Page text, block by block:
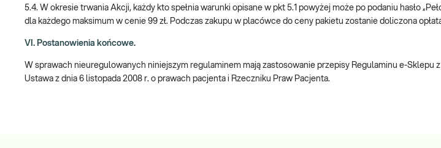
5.4. W okresie trwania Akcji, każdy kto spełnia warunki opisane w pkt 5.1 powyżej może po podaniu hasło
dla każdego maksimum w cenie 99 zł. Podczas zakupu w placówce do ceny pakietu zostanie doliczona
VI. Postanowienia końcowe.
W sprawach nieuregulowanych niniejszym regulaminem mają zastosowanie przepisy Regulaminu e-Sklepu z
Ustawa z dnia 6 listopada 2008 r. o prawach pacjenta i Rzeczniku Praw Pacjenta.